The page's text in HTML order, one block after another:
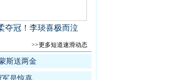
夺冠！李琰喜极而泣
>>更多短道速滑动态
斯送两金